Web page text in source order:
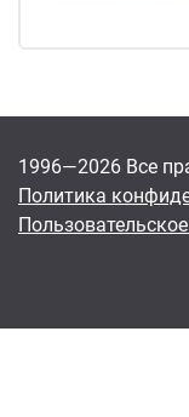
1996—2026 Все
Политика